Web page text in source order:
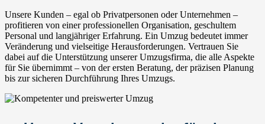
Unsere Kunden – egal ob Privatpersonen oder Unternehmen –
profitieren von einer professionellen Organisation, geschultem
Personal und langjähriger Erfahrung. Ein Umzug bedeutet immer
Veränderung und vielseitige Herausforderungen. Vertrauen Sie
dabei auf die Unterstützung unserer Umzugsfirma, die alle Aspekte
für Sie übernimmt – von der ersten Beratung, der präzisen Planung
bis zur sicheren Durchführung Ihres Umzugs.